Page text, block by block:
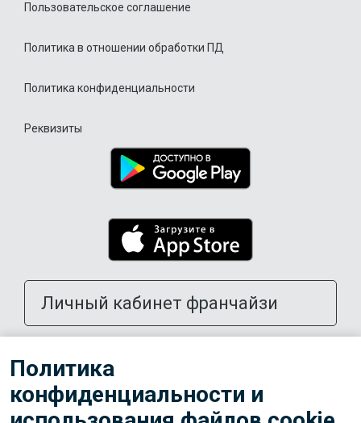
Пользовательское соглашение
Политика в отношении обработки ПД
Политика конфиденциальности
Реквизиты
Личный кабинет франчайзи
Тренерам
Политика
конфиденциальности и